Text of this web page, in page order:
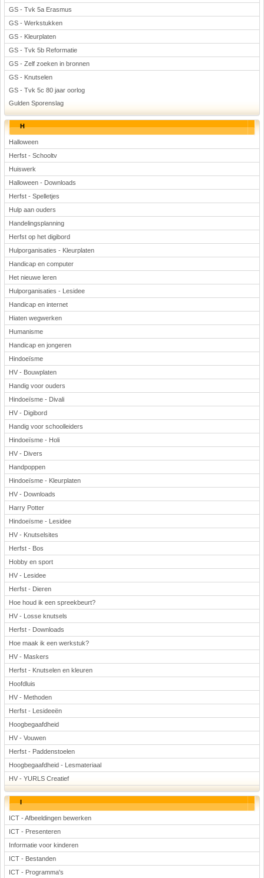
GS - Tvk 5a Erasmus
GS - Werkstukken
GS - Kleurplaten
GS - Tvk 5b Reformatie
GS - Zelf zoeken in bronnen
GS - Knutselen
GS - Tvk 5c 80 jaar oorlog
Gulden Sporenslag
H
Halloween
Herfst - Schooltv
Huiswerk
Halloween - Downloads
Herfst - Spelletjes
Hulp aan ouders
Handelingsplanning
Herfst op het digibord
Hulporganisaties - Kleurplaten
Handicap en computer
Het nieuwe leren
Hulporganisaties - Lesidee
Handicap en internet
Hiaten wegwerken
Humanisme
Handicap en jongeren
Hindoeïsme
HV - Bouwplaten
Handig voor ouders
Hindoeïsme - Divali
HV - Digibord
Handig voor schoolleiders
Hindoeïsme - Holi
HV - Divers
Handpoppen
Hindoeïsme - Kleurplaten
HV - Downloads
Harry Potter
Hindoeïsme - Lesidee
HV - Knutselsites
Herfst - Bos
Hobby en sport
HV - Lesidee
Herfst - Dieren
Hoe houd ik een spreekbeurt?
HV - Losse knutsels
Herfst - Downloads
Hoe maak ik een werkstuk?
HV - Maskers
Herfst - Knutselen en kleuren
Hoofdluis
HV - Methoden
Herfst - Lesideeën
Hoogbegaafdheid
HV - Vouwen
Herfst - Paddenstoelen
Hoogbegaafdheid - Lesmateriaal
HV - YURLS Creatief
I
ICT - Afbeeldingen bewerken
ICT - Presenteren
Informatie voor kinderen
ICT - Bestanden
ICT - Programma's